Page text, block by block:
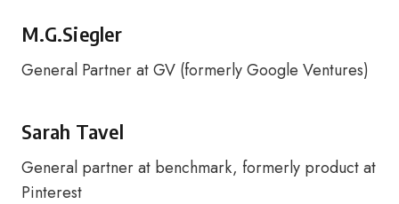
M.G.Siegler
General Partner at GV (formerly Google Ventures)
Sarah Tavel
General partner at benchmark, formerly product at
Pinterest